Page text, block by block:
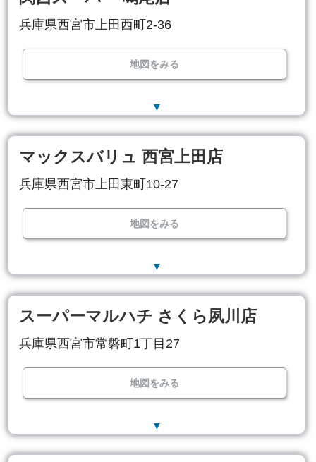
兵庫県西宮市上田西町2-36
地図をみる
▼
マックスバリュ 西宮上田店
兵庫県西宮市上田東町10-27
地図をみる
▼
スーパーマルハチ さくら夙川店
兵庫県西宮市常磐町1丁目27
地図をみる
▼